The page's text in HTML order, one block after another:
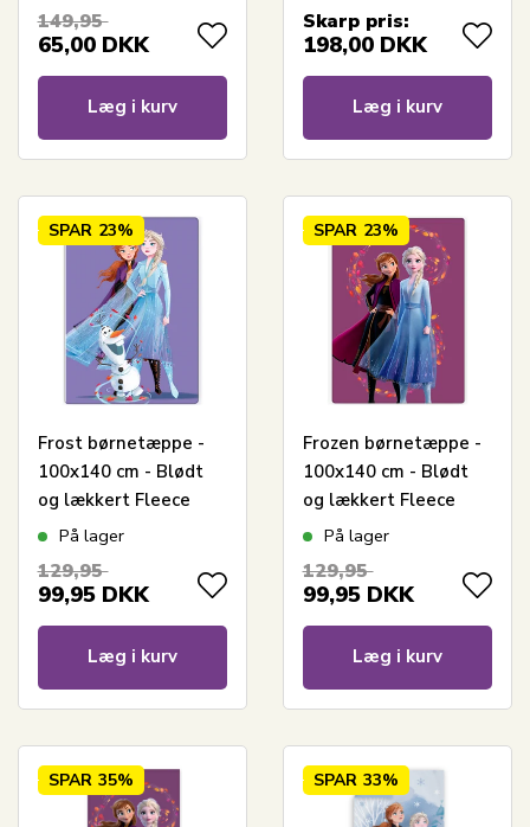
149,95
65,00 DKK
Læg i kurv
Skarp pris:
198,00 DKK
Læg i kurv
SPAR 23%
Frost børnetæppe -
100x140 cm - Blødt
og lækkert Fleece
tæppe
På lager
129,95
99,95 DKK
Læg i kurv
SPAR 23%
Frozen børnetæppe -
100x140 cm - Blødt
og lækkert Fleece
tæppe
På lager
129,95
99,95 DKK
Læg i kurv
SPAR 35% SPAR 33%